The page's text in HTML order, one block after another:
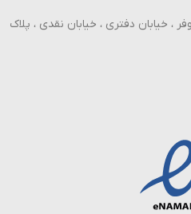
، خیابان دفتری ، خیابان نقدی ، پلاک